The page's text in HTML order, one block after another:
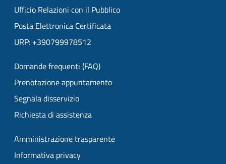
Ufficio Relazioni con il Pubblico
Posta Elettronica Certificata
URP: +390799978512
Domande frequenti (FAQ)
Prenotazione appuntamento
Segnala disservizio
Richiesta di assistenza
Amministrazione trasparente
Informativa privacy